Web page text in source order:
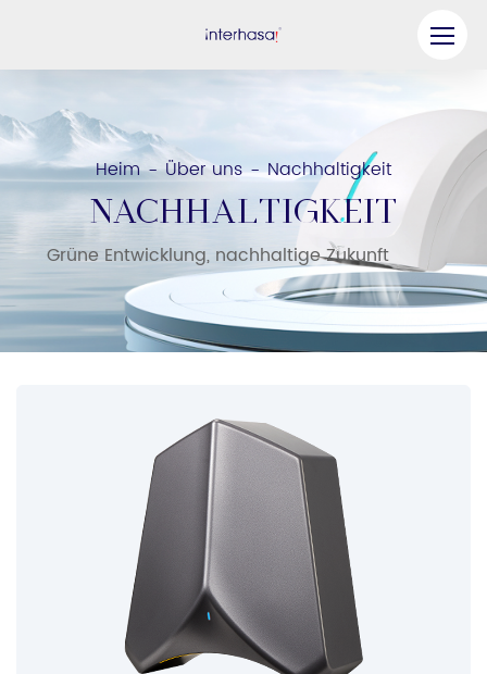
Heim - Über uns - Nachhaltigkeit
NACHHALTIGKEIT
Grüne Entwicklung, nachhaltige Zukunft
Unternehmen
Werden Sie unser Partner
Lösung
Ressourcen
Kontaktieren Sie uns